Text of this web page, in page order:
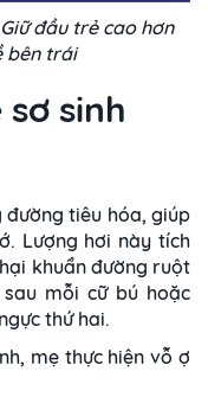
đầu trẻ cao hơn
bên trái
sinh
tiêu hóa, giúp
Lượng hơi này tích
khuẩn đường ruột
mỗi cữ bú hoặc
thứ hai.
mẹ thực hiện vỗ ợ